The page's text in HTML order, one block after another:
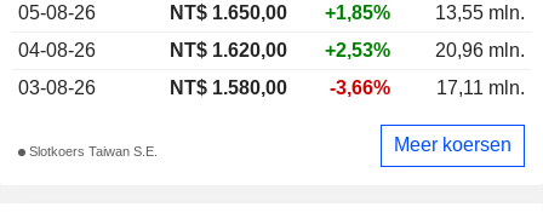
05-08-26
NT$ 1.650,00 +1,85%
13,55 mln.
04-08-26
NT$ 1.620,00 +2,53%
20,96 mln.
03-08-26
NT$ 1.580,00 -3,66% 17,11 mln.
Slotkoers Taiwan S.E. Meer koersen